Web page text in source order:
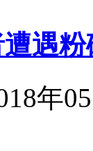
遭遇
年